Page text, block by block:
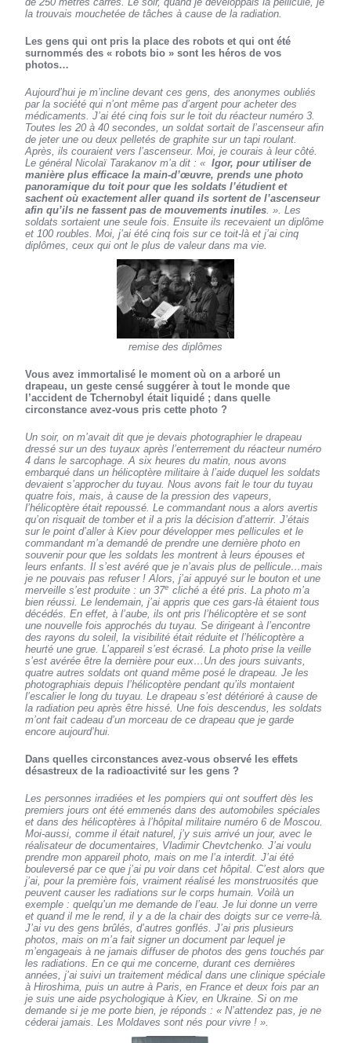
la trouvais mouchetée de tâches à cause de la radiation.
Les gens qui ont pris la place des robots et qui ont été
surnommés des « robots bio » sont les héros de vos
photos…
Aujourd’hui je m’incline devant ces gens, des anonymes oubliés
par la société qui n’ont même pas d’argent pour acheter des
médicaments. J’ai été cinq fois sur le toit du réacteur numéro 3.
Toutes les 20 à 40 secondes, un soldat sortait de l’ascenseur afin
de jeter une ou deux pelletés de graphite sur un tapi roulant.
Après, ils couraient vers l’ascenseur. Moi, je courais à leur côté.
Le général Nicolaï Tarakanov m’a dit : « Igor, pour utiliser de
manière plus efficace la main-d’œuvre, prends une photo
panoramique du toit pour que les soldats l’étudient et
sachent où exactement aller quand ils sortent de l’ascenseur
afin qu’ils ne fassent pas de mouvements inutiles . ». Les
soldats sortaient une seule fois. Ensuite ils recevaient un diplôme
et 100 roubles. Moi, j’ai été cinq fois sur ce toit-là et j’ai cinq
diplômes, ceux qui ont le plus de valeur dans ma vie.
remise des diplômes
Vous avez immortalisé le moment où on a arboré un
drapeau, un geste censé suggérer à tout le monde que
l’accident de Tchernobyl était liquidé ; dans quelle
circonstance avez-vous pris cette photo ?
Un soir, on m’avait dit que je devais photographier le drapeau
dressé sur un des tuyaux après l’enterrement du réacteur numéro
4 dans le sarcophage. A six heures du matin, nous avons
embarqué dans un hélicoptère militaire à l’aide duquel les soldats
devaient s’approcher du tuyau. Nous avons fait le tour du tuyau
quatre fois, mais, à cause de la pression des vapeurs,
l’hélicoptère était repoussé. Le commandant nous a alors avertis
qu’on risquait de tomber et il a pris la décision d’atterrir. J’étais
sur le point d’aller à Kiev pour développer mes pellicules et le
commandant m’a demandé de prendre une dernière photo en
souvenir pour que les soldats les montrent à leurs épouses et
leurs enfants. Il s’est avéré que je n’avais plus de pellicule…mais
je ne pouvais pas refuser ! Alors, j’ai appuyé sur le bouton et une
merveille s’est produite : un 37e cliché a été pris. La photo m’a
bien réussi. Le lendemain, j’ai appris que ces gars-là étaient tous
décédés. En effet, à l’aube, ils ont pris l’hélicoptère et se sont
une nouvelle fois approchés du tuyau. Se dirigeant à l’encontre
des rayons du soleil, la visibilité était réduite et l’hélicoptère a
heurté une grue. L’appareil s’est écrasé. La photo prise la veille
s’est avérée être la dernière pour eux…Un des jours suivants,
quatre autres soldats ont quand même posé le drapeau. Je les
photographiais depuis l’hélicoptère pendant qu’ils montaient
l’escalier le long du tuyau. Le drapeau s’est détérioré à cause de
la radiation peu après être hissé. Une fois descendus, les soldats
m’ont fait cadeau d’un morceau de ce drapeau que je garde
encore aujourd’hui.
Dans quelles circonstances avez-vous observé les effets
désastreux de la radioactivité sur les gens ?
Les personnes irradiées et les pompiers qui ont souffert dès les
premiers jours ont été emmenés dans des automobiles spéciales
et dans des hélicoptères à l’hôpital militaire numéro 6 de Moscou.
Moi-aussi, comme il était naturel, j’y suis arrivé un jour, avec le
réalisateur de documentaires, Vladimir Chevtchenko. J’ai voulu
prendre mon appareil photo, mais on me l’a interdit. J’ai été
bouleversé par ce que j’ai pu voir dans cet hôpital. C’est alors que
j’ai, pour la première fois, vraiment réalisé les monstruosités que
peuvent causer les radiations sur le corps humain. Voilà un
exemple : quelqu’un me demande de l’eau. Je lui donne un verre
et quand il me le rend, il y a de la chair des doigts sur ce verre-là.
J’ai vu des gens brûlés, d’autres gonflés. J’ai pris plusieurs
photos, mais on m’a fait signer un document par lequel je
m’engageais à ne jamais diffuser de photos des gens touchés par
les radiations. En ce qui me concerne, durant ces dernières
années, j’ai suivi un traitement médical dans une clinique spéciale
à Hiroshima, puis un autre à Paris, en France et deux fois par an
je suis une aide psychologique à Kiev, en Ukraine. Si on me
demande si je me porte bien, je réponds : «N’attendez pas, je ne
céderai jamais. Les Moldaves sont nés pour vivre ! ».